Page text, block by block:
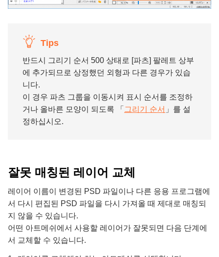
Tips
반드시 그리기 순서 500 상태로 [파츠] 팔레트 상부
에 추가되므로 상정했던 외형과 다른 경우가 있습
니다.
이 경우 파츠 그룹을 이동시켜 표시 순서를 조정하
거나 올바른 모양이 되도록 「 그리기 순서 」를 설
정하십시오.
잘못 매칭된 레이어 교체
레이어 이름이 변경된 PSD 파일이나 다른 응용 프로그램에
서 다시 편집된 PSD 파일을 다시 가져올 때 제대로 매칭되
지 않을 수 있습니다.
어떤 아트메쉬에서 사용할 레이어가 잘못되면 다음 단계에
서 교체할 수 있습니다.